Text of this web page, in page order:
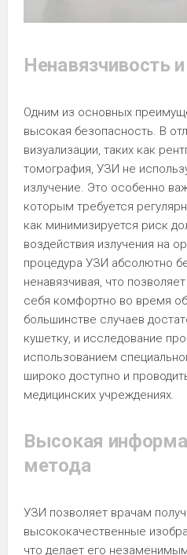
Ненавязчивость
Одним из основных
высокая безопасность. В
визуализации, таких как
томография, УЗИ не
излучение. Это особенно
которым требуется
как минимизируется риск
воздействия излучения на
процедура УЗИ абсолютно
ненавязчивая, что
себя комфортно во время
большинстве случаев
кушетку, и исследование
использованием
широко доступно и
медицинских учреждениях.
Высокая
метода
УЗИ позволяет врачам
высококачественные
что делает его